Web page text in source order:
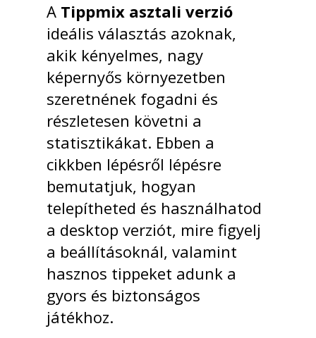
A Tippmix asztali verzió
ideális választás azoknak,
akik kényelmes, nagy
képernyős környezetben
szeretnének fogadni és
részletesen követni a
statisztikákat. Ebben a
cikkben lépésről lépésre
bemutatjuk, hogyan
telepítheted és használhatod
a desktop verziót, mire figyelj
a beállításoknál, valamint
hasznos tippeket adunk a
gyors és biztonságos
játékhoz.